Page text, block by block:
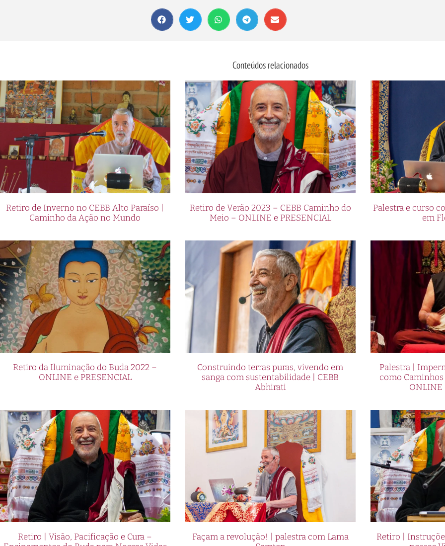
Conteúdos relacionados
Retiro de Inverno no CEBB Alto Paraíso |
Caminho da Ação no Mundo
Retiro de Verão 2023 – CEBB Caminho do
Meio – ONLINE e PRESENCIAL
Palestra e curso
em
Retiro da Iluminação do Buda 2022 –
ONLINE e PRESENCIAL
Construindo terras puras, vivendo em
sanga com sustentabilidade | CEBB
Abhirati
Palestra |
como
ONLINE
Retiro | Visão, Pacificação e Cura –
Façam a revolução! | palestra com Lama
Retiro |